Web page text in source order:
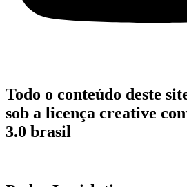
Todo o conteúdo deste
sob a licença creative
3.0 brasil